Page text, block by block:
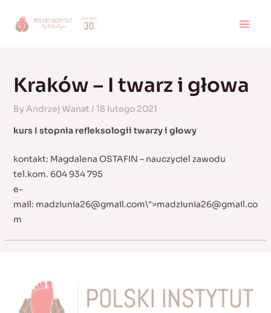
Kraków – I twarz i głowa
By Andrzej Wanat/18 lutego 2021
kurs I stopnia refleksologii twarzy i głowy
kontakt: Magdalena OSTAFIN – nauczyciel zawodu
tel.kom. 604 934 795
e-
mail: madziunia26@gmail.com\">madziunia26@gmail.co
m